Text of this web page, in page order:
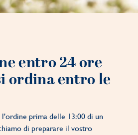
entro 24 ore
ordina entro le
l'ordine prima delle 13:00 di un
di preparare il vostro